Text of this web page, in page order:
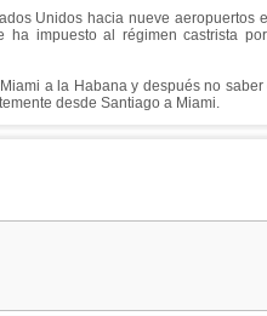
Unidos hacia nueve aeropuertos
ha impuesto al régimen castrista
a la Habana y después no saber
desde Santiago a Miami.